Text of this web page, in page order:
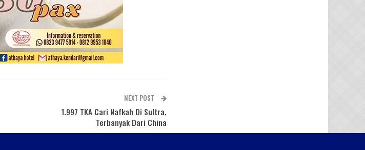
NEXT POST
1.997 TKA Cari Nafkah Di Sultra,
Terbanyak Dari China